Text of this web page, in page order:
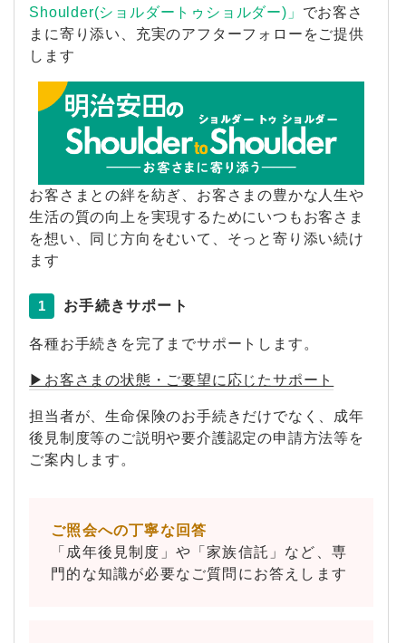
Shoulder(ショルダートゥショルダー)」 でお客さ
まに寄り添い、充実のアフターフォローをご提供
します
お客さまとの絆を紡ぎ、お客さまの豊かな人生や
生活の質の向上を実現するためにいつもお客さま
を想い、同じ方向をむいて、そっと寄り添い続け
ます
1 お手続きサポート
各種お手続きを完了までサポートします。
▶お客さまの状態・ご要望に応じたサポート
担当者が、生命保険のお手続きだけでなく、成年
後見制度等のご説明や要介護認定の申請方法等を
ご案内します。
ご照会への丁寧な回答
「成年後見制度」や「家族信託」など、専
門的な知識が必要なご質問にお答えします